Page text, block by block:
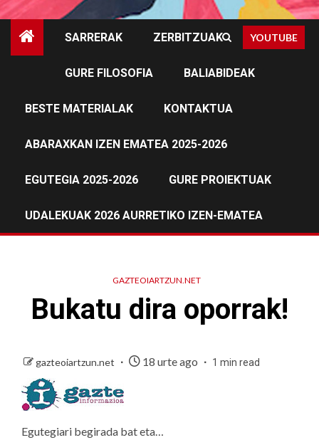
SARRERAK ZERBITZUAK
GURE FILOSOFIA BALIABIDEAK
BESTE MATERIALAK KONTAKTUA
ABARAXKAN IZEN EMATEA 2025-2026
EGUTEGIA 2025-2026 GURE PROIEKTUAK
UDALEKUAK 2026 AURRETIKO IZEN-EMATEA
YOUTUBE
GAZTEOIARTZUN.NET
Bukatu dira oporrak!
gazteoiartzun.net 18 urte ago 1 min read
Egutegiari begirada bat eta…